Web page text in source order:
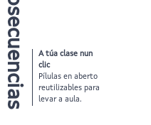
A túa clase nun
clic
Pílulas en aberto
reutilizables para
levar a aula.